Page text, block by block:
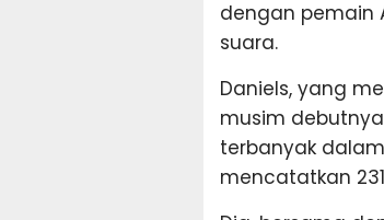
dengan pemain
suara.
Daniels, yang
musim
terbanyak
mencatatkan